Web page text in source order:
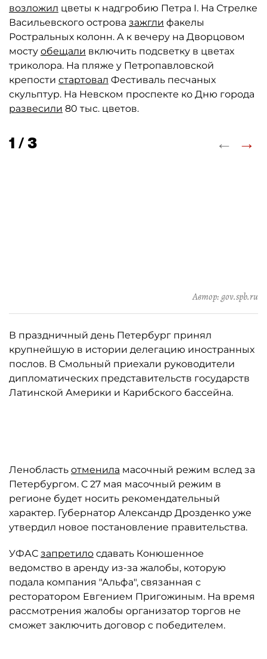
возложил цветы к надгробию Петра I. На Стрелке
Васильевского острова зажгли факелы
Ростральных колонн. А к вечеру на Дворцовом
мосту обещали включить подсветку в цветах
триколора. На пляже у Петропавловской
крепости стартовал Фестиваль песчаных
скульптур. На Невском проспекте ко Дню города
развесили 80 тыс. цветов.
1 / 3 ← →
Автор: gov.spb.ru
В праздничный день Петербург принял
крупнейшую в истории делегацию иностранных
послов. В Смольный приехали руководители
дипломатических представительств государств
Латинской Америки и Карибского бассейна.
Ленобласть отменила масочный режим вслед за
Петербургом. С 27 мая масочный режим в
регионе будет носить рекомендательный
характер. Губернатор Александр Дрозденко уже
утвердил новое постановление правительства.
УФАС запретило сдавать Конюшенное
ведомство в аренду из-за жалобы, которую
подала компания "Альфа", связанная с
ресторатором Евгением Пригожиным. На время
рассмотрения жалобы организатор торгов не
сможет заключить договор с победителем.